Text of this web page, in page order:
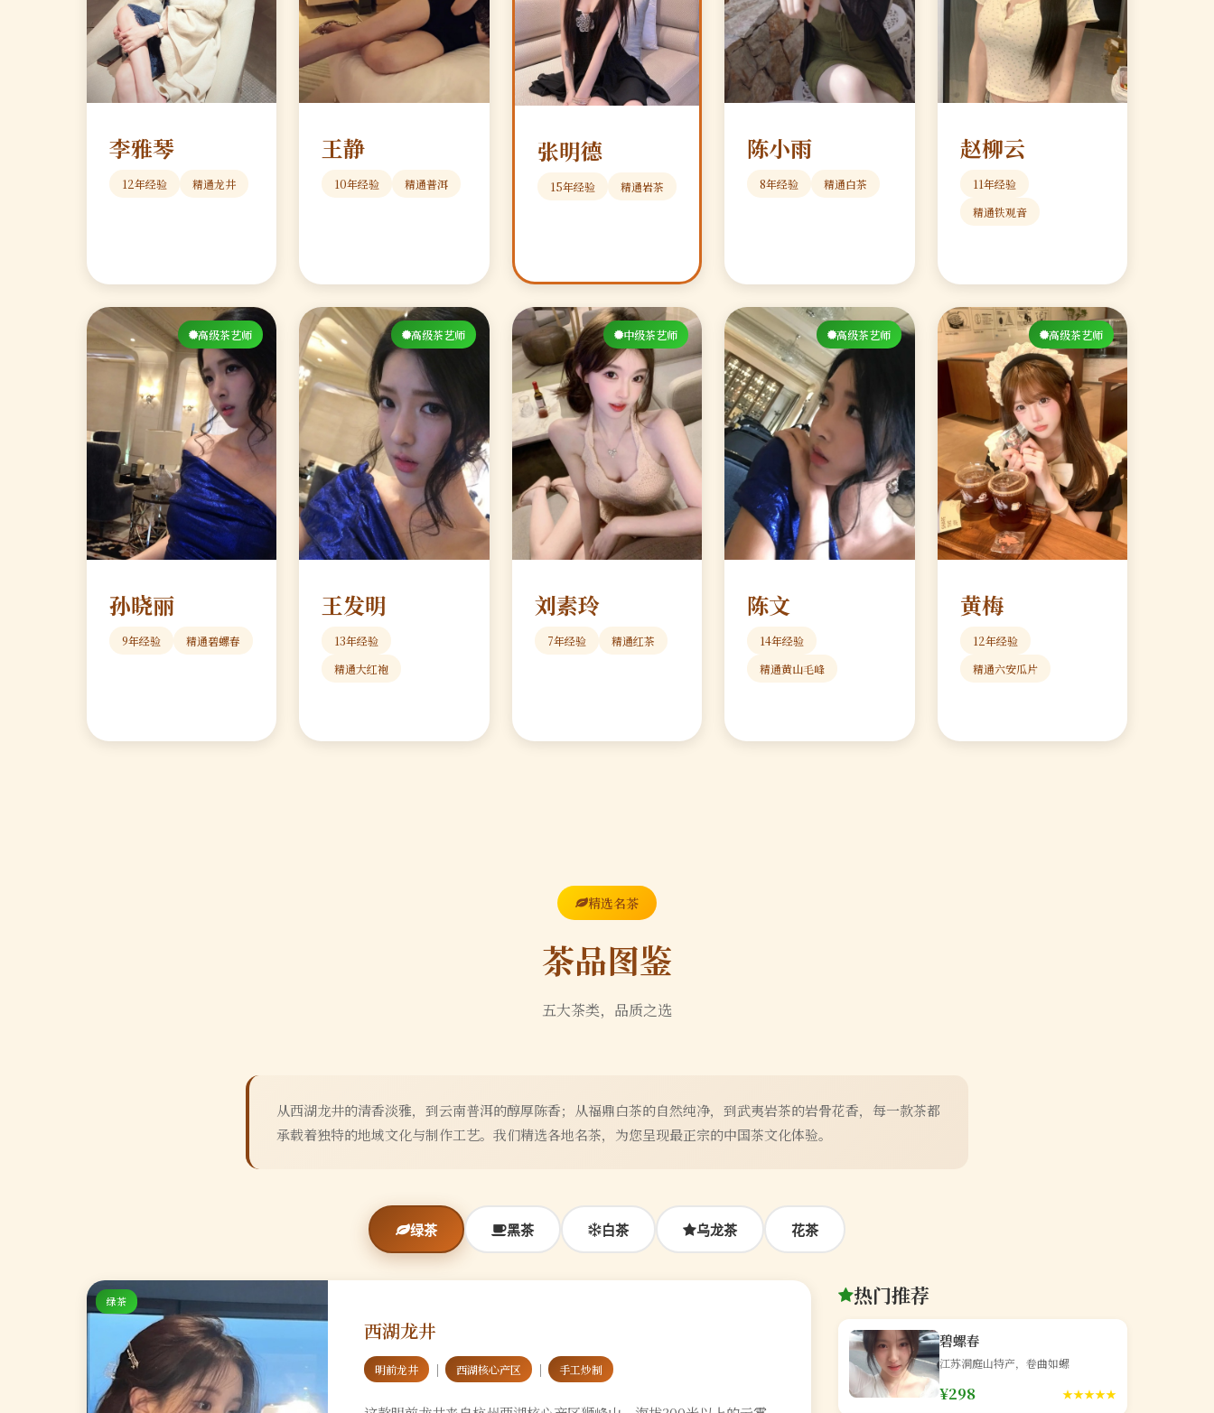
李雅琴
12年经验 精通龙井
王静
10年经验 精通普洱
张明德
15年经验 精通岩茶
陈小雨
8年经验 精通白茶
赵柳云
11年经验
精通铁观音
高级茶艺师
孙晓丽
9年经验 精通碧螺春
高级茶艺师
王发明
13年经验
精通大红袍
中级茶艺师
刘素玲
7年经验 精通红茶
高级茶艺师
陈文
14年经验
精通黄山毛峰
高级茶艺师
黄梅
12年经验
精通六安瓜片
精选名茶
茶品图鉴
五大茶类，品质之选
从西湖龙井的清香淡雅，到云南普洱的醇厚陈香；从福鼎白茶的自然纯净，到武夷岩茶的岩骨花香，每一款茶都
承载着独特的地域文化与制作工艺。我们精选各地名茶，为您呈现最正宗的中国茶文化体验。
绿茶 黑茶 白茶 乌龙茶 花茶
绿茶
西湖龙井
明前龙井 ｜ 西湖核心产区 ｜ 手工炒制
热门推荐
碧螺春
江苏洞庭山特产，卷曲如螺
¥298 ★★★★★